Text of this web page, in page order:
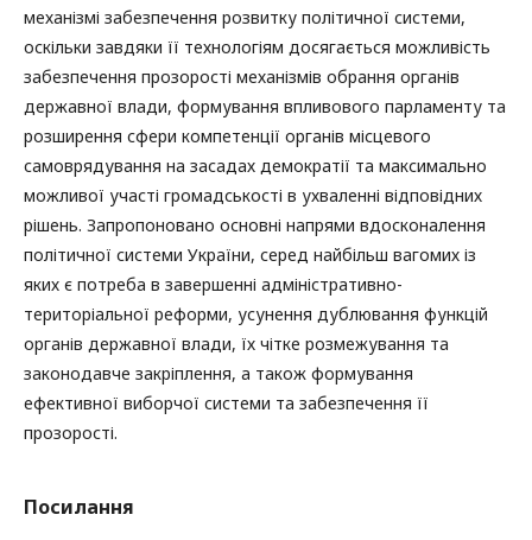
механізмі забезпечення розвитку політичної системи,
оскільки завдяки її технологіям досягається можливість
забезпечення прозорості механізмів обрання органів
державної влади, формування впливового парламенту та
розширення сфери компетенції органів місцевого
самоврядування на засадах демократії та максимально
можливої участі громадськості в ухваленні відповідних
рішень. Запропоновано основні напрями вдосконалення
політичної системи України, серед найбільш вагомих із
яких є потреба в завершенні адміністративно-
територіальної реформи, усунення дублювання функцій
органів державної влади, їх чітке розмежування та
законодавче закріплення, а також формування
ефективної виборчої системи та забезпечення її
прозорості.
Посилання